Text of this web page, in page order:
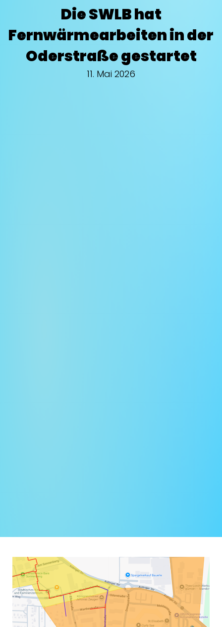
Die SWLB hat
Fernwärmearbeiten in der
Oderstraße gestartet
11. Mai 2026